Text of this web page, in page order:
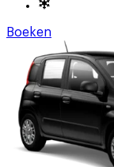
Boeken